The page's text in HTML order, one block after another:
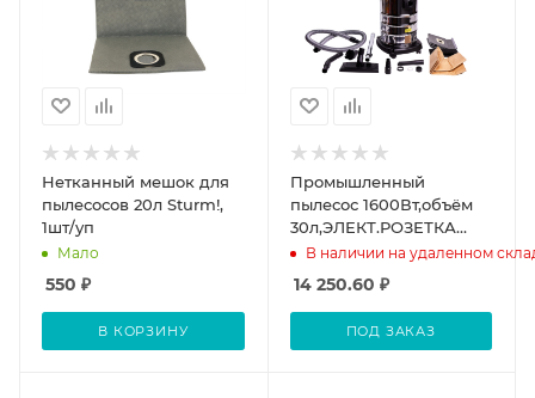
Нетканный мешок для
пылесосов 20л Sturm!,
1шт/уп
Мало
550 ₽
В КОРЗИНУ
Промышленный
пылесос 1600Вт,объём
30л,ЭЛЕКТ.РОЗЕТКА
2кВт,АВТОМАТИЧ. вкл/
В наличии на удаленном
14 250.60 ₽
ПОД ЗАКАЗ